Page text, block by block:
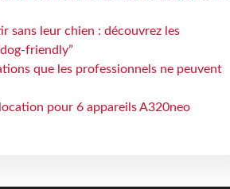
sans leur chien : découvrez les
friendly”
que les professionnels ne peuvent
pour 6 appareils A320neo